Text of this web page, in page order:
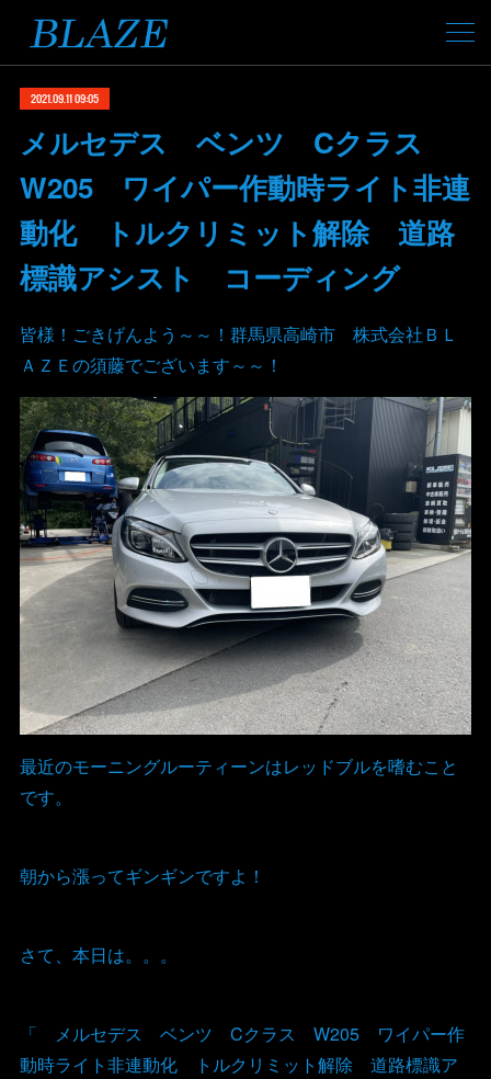
2021.09.11 09:05
メルセデス ベンツ Cクラス
W205 ワイパー作動時ライト非連
動化 トルクリミット解除 道路
標識アシスト コーディング
皆様！ごきげんよう～～！群馬県高崎市 株式会社ＢＬ
ＡＺＥの須藤でございます～～！
最近のモーニングルーティーンはレッドブルを嗜むこと
です。
朝から漲ってギンギンですよ！
さて、本日は。。。
「 メルセデス ベンツ Cクラス W205 ワイパー作
動時ライト非連動化 トルクリミット解除 道路標識ア